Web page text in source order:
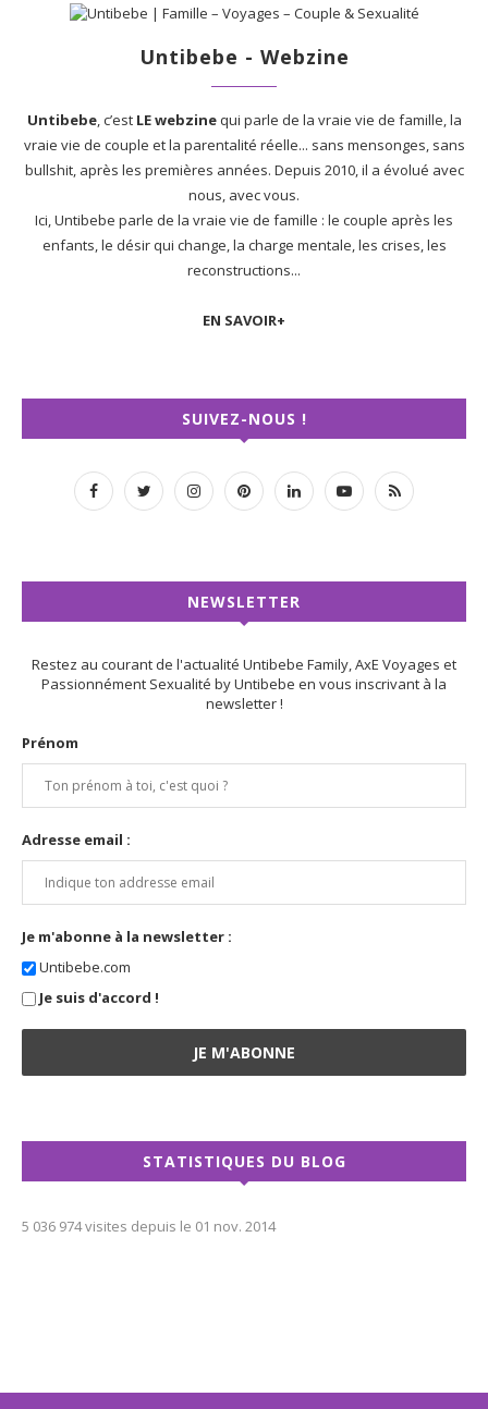
Untibebe - Webzine
Untibebe, c’est LE webzinequi parle de la vraie vie de famille, la
vraie vie de couple et la parentalité réelle... sans mensonges, sans
bullshit, après les premières années. Depuis 2010, il a évolué avec
nous, avec vous.
Ici, Untibebe parle de la vraie vie de famille : le couple après les
enfants, le désir qui change, la charge mentale, les crises, les
reconstructions...
EN SAVOIR+
SUIVEZ-NOUS !
NEWSLETTER
Restez au courant de l'actualité Untibebe Family, AxE Voyages et
Passionnément Sexualité by Untibebe en vous inscrivant à la
newsletter !
Prénom
Adresse email :
Je m'abonne à la newsletter :
Untibebe.com
Je suis d'accord !
STATISTIQUES DU BLOG
5 036 974 visites depuis le 01 nov. 2014